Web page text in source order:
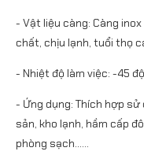
- Vật liệu càng: Càng
chất, chịu lạnh, tuổi thọ
- Nhiệt độ làm việc: -45
- Ứng dụng: Thích hợp
sản, kho lạnh, hầm cấp
phòng sạch…...